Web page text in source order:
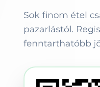
Sok finom étel
pazarlástól.
fenntarthatóbb